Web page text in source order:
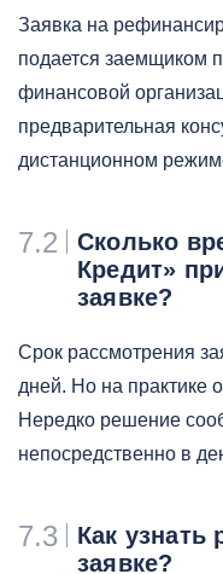
Заявка на
подается заемщиком
финансовой
предварительная
дистанционном
7.2
Сколько
Кредит»
заявке?
Срок рассмотрения
дней. Но на практике
Нередко решение
непосредственно в
7.3
Как узнать
заявке?